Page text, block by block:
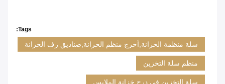
Tags:
سلة منظمة الخزانة,أخرج منظم الخزانة,صناديق رف الخزانة
منظم سلة التخزين
سلة التخزين في درج خزانة الملابس